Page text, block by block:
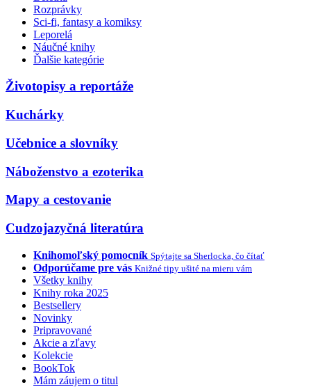
Rozprávky
Sci-fi, fantasy a komiksy
Leporelá
Náučné knihy
Ďalšie kategórie
Životopisy a reportáže
Kuchárky
Učebnice a slovníky
Náboženstvo a ezoterika
Mapy a cestovanie
Cudzojazyčná literatúra
Knihomoľský pomocník Spýtajte sa Sherlocka, čo čítať
Odporúčame pre vás Knižné tipy ušité na mieru vám
Všetky knihy
Knihy roka 2025
Bestsellery
Novinky
Pripravované
Akcie a zľavy
Kolekcie
BookTok
Mám záujem o titul